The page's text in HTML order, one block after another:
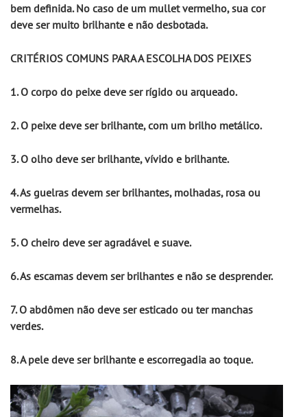
bem definida. No caso de um mullet vermelho, sua cor
deve ser muito brilhante e não desbotada.
CRITÉRIOS COMUNS PARA A ESCOLHA DOS PEIXES
1. O corpo do peixe deve ser rígido ou arqueado.
2. O peixe deve ser brilhante, com um brilho metálico.
3. O olho deve ser brilhante, vívido e brilhante.
4. As guelras devem ser brilhantes, molhadas, rosa ou
vermelhas.
5. O cheiro deve ser agradável e suave.
6. As escamas devem ser brilhantes e não se desprender.
7. O abdômen não deve ser esticado ou ter manchas
verdes.
8. A pele deve ser brilhante e escorregadia ao toque.